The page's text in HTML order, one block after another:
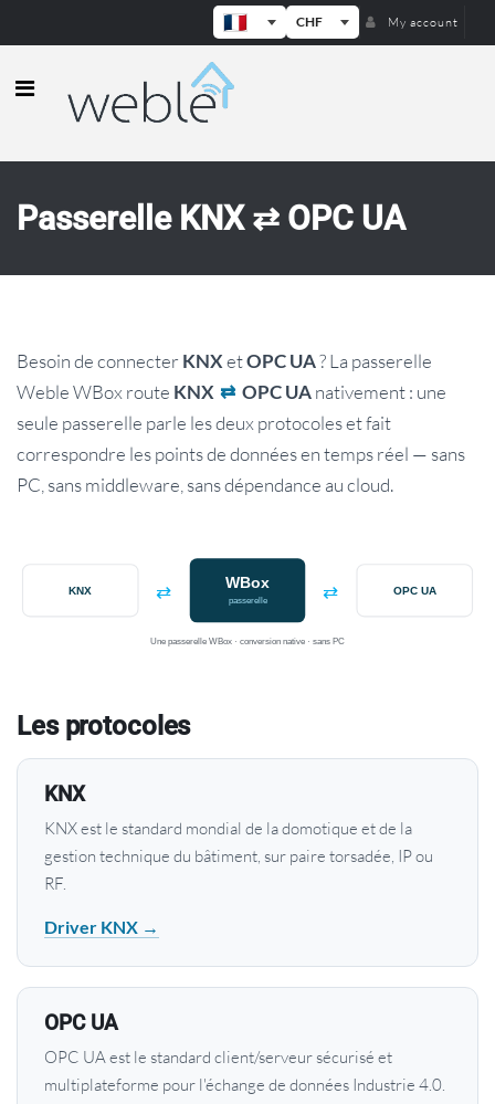
CHF My account
Weble — Passerelles IoT
Passerelle KNX ⇄ OPC UA
Besoin de connecter KNX etOPC UA? La passerelle
Weble WBox route KNX ⇄ OPC UAnativement : une
seule passerelle parle les deux protocoles et fait
correspondre les points de données en temps réel — sans
PC, sans middleware, sans dépendance au cloud.
KNX ⇄ WBox
passerelle ⇄ OPC UA
Une passerelle WBox · conversion native · sans PC
Les protocoles
KNX
KNX est le standard mondial de la domotique et de la
gestion technique du bâtiment, sur paire torsadée, IP ou
RF.
Driver KNX →
OPC UA
OPC UA est le standard client/serveur sécurisé et
multiplateforme pour l'échange de données Industrie 4.0.